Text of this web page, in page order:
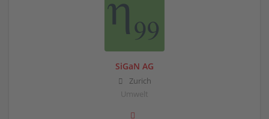
SiGaN AG
Zurich
Umwelt